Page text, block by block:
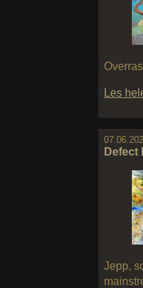
Les
Defect
Jepp,